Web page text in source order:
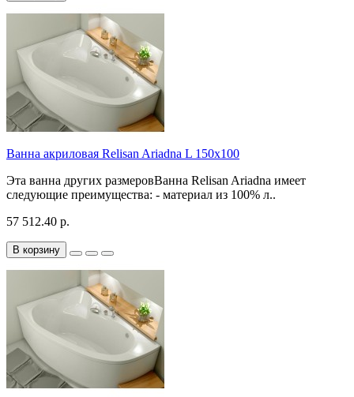
Ванна акриловая Relisan Ariadna L 150x100
Эта ванна других размеровВанна Relisan Ariadna имеет
следующие преимущества: - материал из 100% л..
57 512.40 р.
В корзину